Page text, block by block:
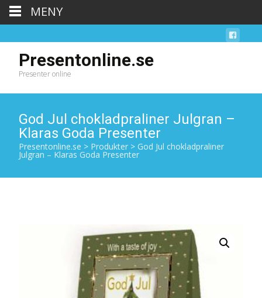
Presentonline.se
Presenter online
God Jul chokladpraliner Julgran –
Klaras Goda Presenter
Presentonline.se > Produkter > God Jul chokladpraliner
Julgran – Klaras Goda Presenter
MENY